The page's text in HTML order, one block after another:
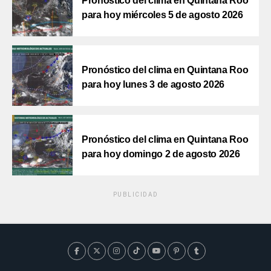
para hoy miércoles 5 de agosto 2026
Pronóstico del clima en Quintana Roo
para hoy lunes 3 de agosto 2026
Pronóstico del clima en Quintana Roo
para hoy domingo 2 de agosto 2026
PUBLICIDAD